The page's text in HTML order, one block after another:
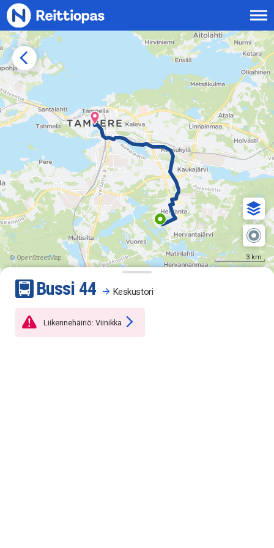
Siirry sisältöön
© OpenStreetMap 3 km
Bussi 44 Keskustori
Liikennehäiriö: Viinikka